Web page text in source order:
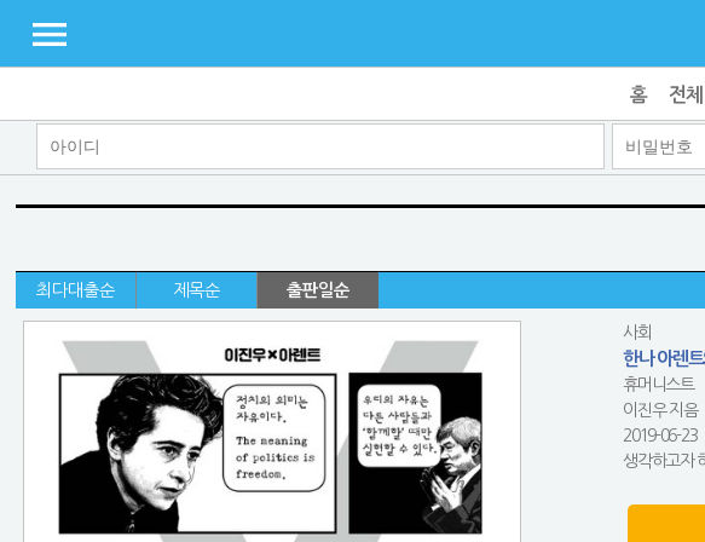
홈 전체
최다대출순 제목순 출판일순
사회
한나 아렌
휴머니스트
이진우 지음
2019-06-23
생각하고자